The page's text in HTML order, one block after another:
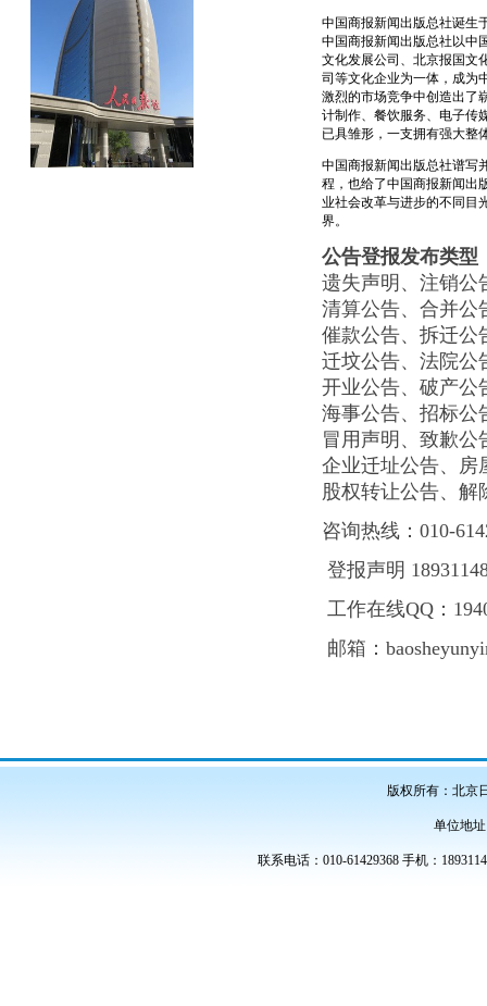
中国商报新闻出版总社诞生
中国商报新闻出版总社以中
文化发展公司、北京报国文
司等文化企业为一体，成为
激烈的市场竞争中创造出了
计制作、餐饮服务、电子传
已具雏形，一支拥有强大整
中国商报新闻出版总社谱写
程，也给了中国商报新闻出
业社会改革与进步的不同目
界。
公告登报发布类型
遗失声明、注销公
清算公告、合并公
催款公告、拆迁公
迁坟公告、法院公
开业公告、破产公
海事公告、招标公
冒用声明、致歉公
企业迁址公告、房
股权转让公告、解
咨询热线： 010-
登报声明
工作在线QQ ：
邮箱：
版权所有：北京
单位地
联系电话：010-61429368 手机：